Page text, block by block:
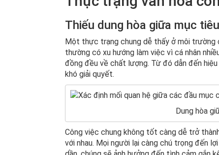
Thiếu dung hòa giữa mục
Một thực trạng chung dễ thấy ở môi trường
thường có xu hướng làm việc vì cá nhân
đồng đều về chất lượng. Từ đó dẫn đến
khó giải quyết.
Dung hòa
Công việc chung không tốt càng dễ trở
với nhau. Mọi người lại càng chú trọng đến